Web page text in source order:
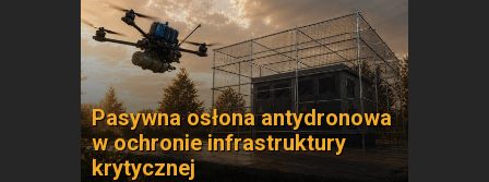
Pasywna osłona antydronowa
w ochronie infrastruktury
krytycznej